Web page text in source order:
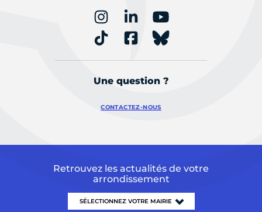
Une question ?
CONTACTEZ-NOUS
Retrouvez les actualités de votre
arrondissement